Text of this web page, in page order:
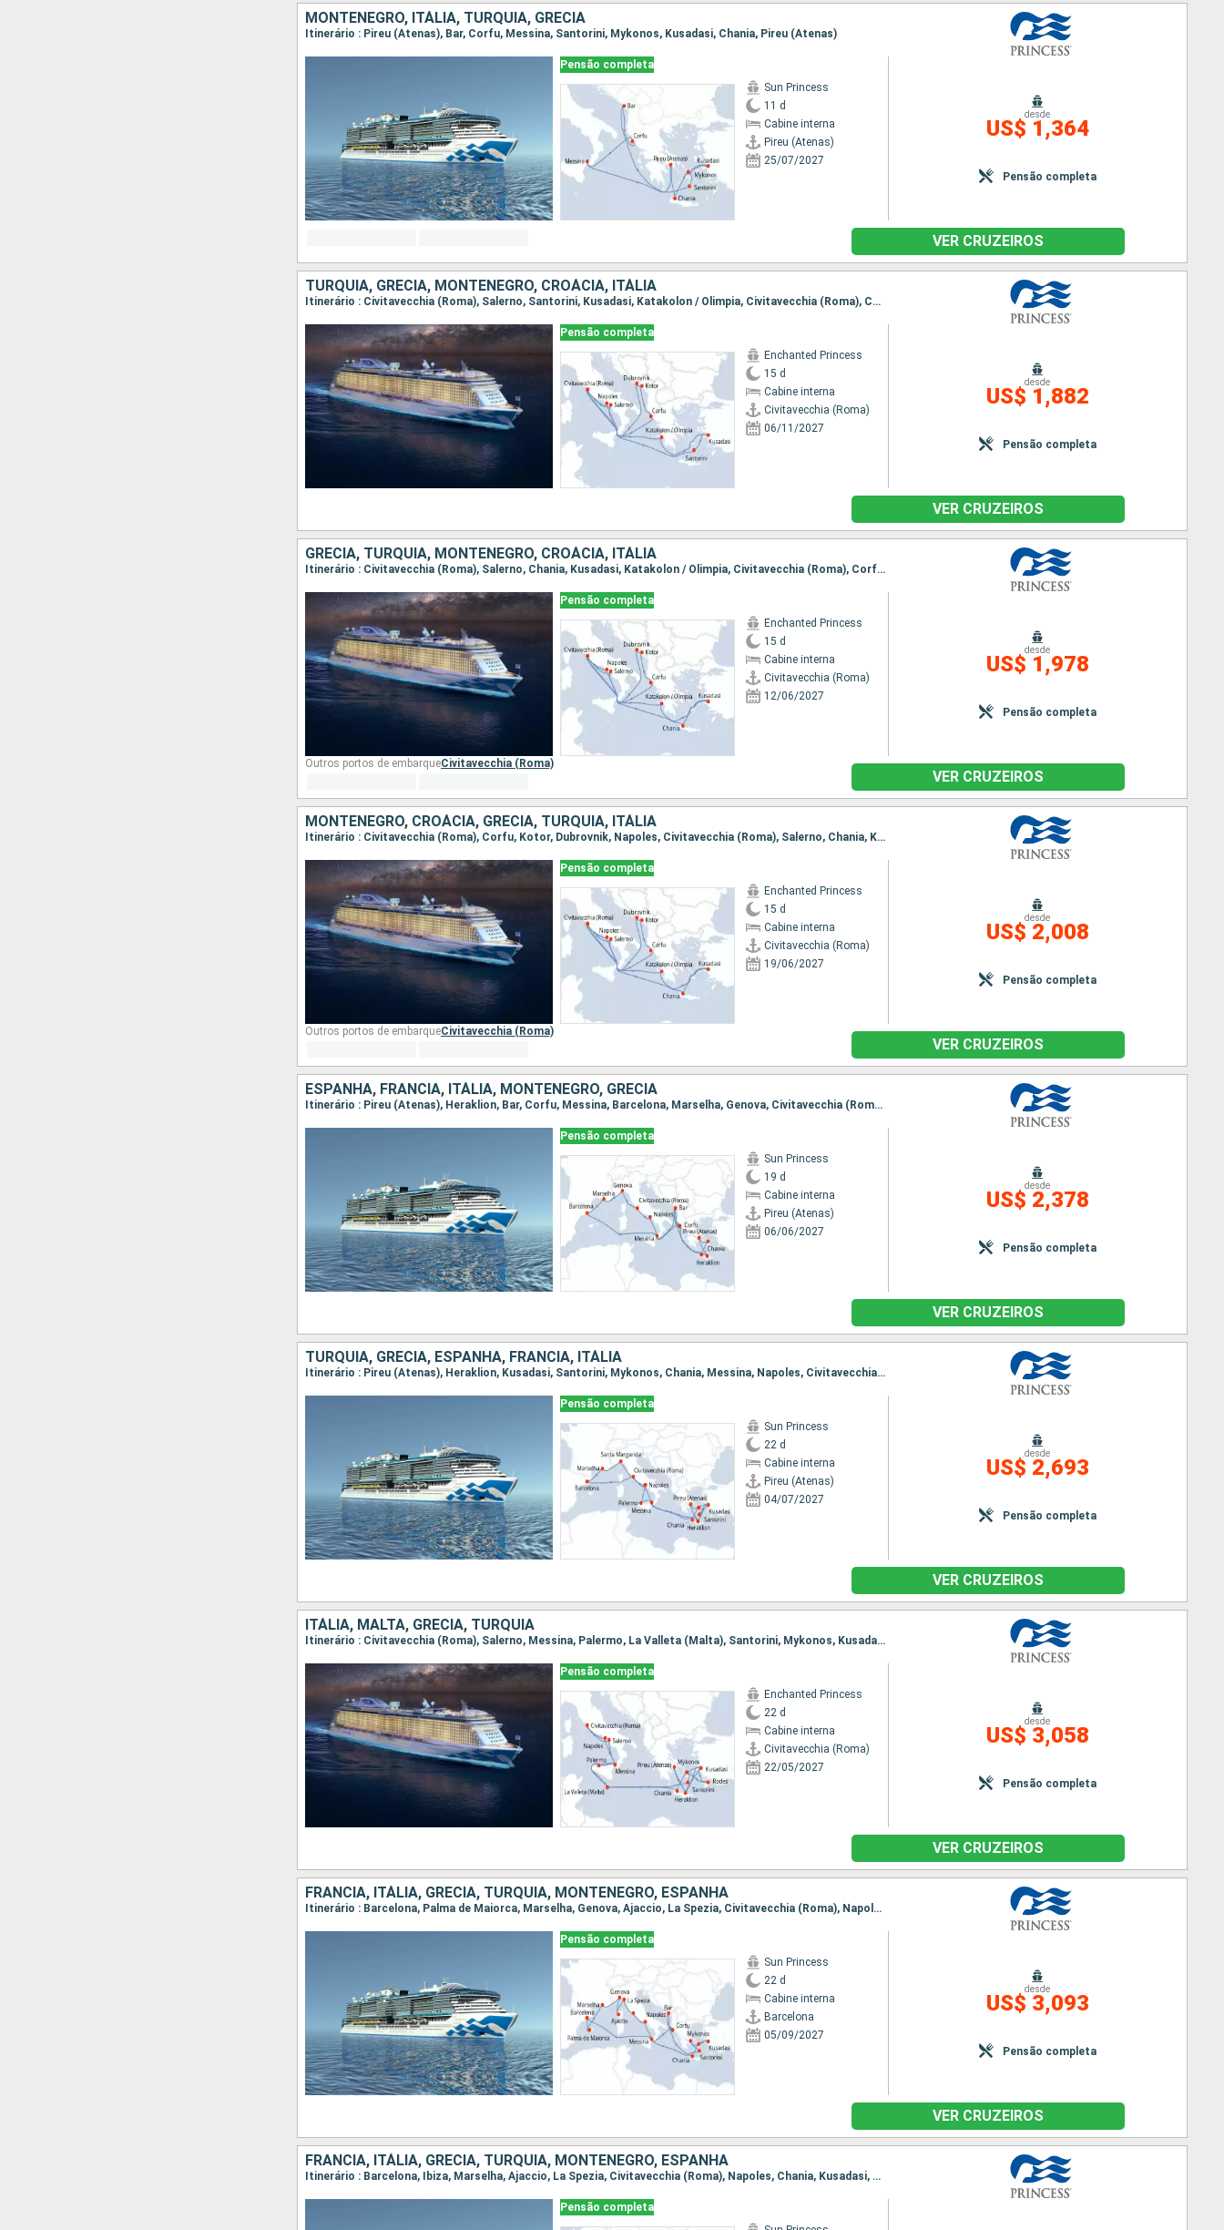
MONTENEGRO, ITÁLIA, TURQUIA, GRÉCIA
Itinerário : Pireu (Atenas), Bar, Corfu, Messina, Santorini, Mykonos, Kusadasi, Chania, Pireu (Atenas)
Pensão completa
Sun Princess
11 d
Cabine interna
Pireu (Atenas)
25/07/2027
desde
US$ 1,364
Pensão completa
VER CRUZEIROS
TURQUIA, GRÉCIA, MONTENEGRO, CROÁCIA, ITÁLIA
Itinerário : Civitavecchia (Roma), Salerno, Santorini, Kusadasi, Katakolon / Olimpia, Civitavecchia (Roma), Corfu, Kotor, Dubrovnik, Napoles, Civitavecchia (Roma)
Pensão completa
Enchanted Princess
15 d
Cabine interna
Civitavecchia (Roma)
06/11/2027
desde
US$ 1,882
Pensão completa
VER CRUZEIROS
GRÉCIA, TURQUIA, MONTENEGRO, CROÁCIA, ITÁLIA
Itinerário : Civitavecchia (Roma), Salerno, Chania, Kusadasi, Katakolon / Olimpia, Civitavecchia (Roma), Corfu, Kotor, Dubrovnik, Napoles, Civitavecchia (Roma)
Pensão completa
Enchanted Princess
15 d
Cabine interna
Civitavecchia (Roma)
12/06/2027
desde
US$ 1,978
Pensão completa
Outros portos de embarqueCivitavecchia (Roma)
VER CRUZEIROS
MONTENEGRO, CROÁCIA, GRÉCIA, TURQUIA, ITÁLIA
Itinerário : Civitavecchia (Roma), Corfu, Kotor, Dubrovnik, Napoles, Civitavecchia (Roma), Salerno, Chania, Kusadasi, Katakolon / Olimpia, Civitavecchia (Roma)
Pensão completa
Enchanted Princess
15 d
Cabine interna
Civitavecchia (Roma)
19/06/2027
desde
US$ 2,008
Pensão completa
Outros portos de embarqueCivitavecchia (Roma)
VER CRUZEIROS
ESPANHA, FRANCIA, ITÁLIA, MONTENEGRO, GRÉCIA
Itinerário : Pireu (Atenas), Heraklion, Bar, Corfu, Messina, Barcelona, Marselha, Genova, Civitavecchia (Roma), Napoles, Bar, Corfu, Chania, Mykonos, Pireu (Atenas)
Pensão completa
Sun Princess
19 d
Cabine interna
Pireu (Atenas)
06/06/2027
desde
US$ 2,378
Pensão completa
VER CRUZEIROS
TURQUIA, GRÉCIA, ESPANHA, FRANCIA, ITÁLIA
Itinerário : Pireu (Atenas), Heraklion, Kusadasi, Santorini, Mykonos, Chania, Messina, Napoles, Civitavecchia (Roma), Barcelona, Marselha, Santa Margarida, Civitavecchia (Roma), Napoles, Palermo, Heraklion, Kusadasi, Mykonos, Pireu (Atenas)
Pensão completa
Sun Princess
22 d
Cabine interna
Pireu (Atenas)
04/07/2027
desde
US$ 2,693
Pensão completa
VER CRUZEIROS
ITÁLIA, MALTA, GRÉCIA, TURQUIA
Itinerário : Civitavecchia (Roma), Salerno, Messina, Palermo, La Valleta (Malta), Santorini, Mykonos, Kusadasi, Heraklion, Pireu (Atenas), Heraklion, Kusadasi, Rodes, Mykonos, Chania, La Valleta (Malta), Palermo, Messina, Napoles, Civitavecchia (Roma)
Pensão completa
Enchanted Princess
22 d
Cabine interna
Civitavecchia (Roma)
22/05/2027
desde
US$ 3,058
Pensão completa
VER CRUZEIROS
FRANCIA, ITÁLIA, GRÉCIA, TURQUIA, MONTENEGRO, ESPANHA
Itinerário : Barcelona, Palma de Maiorca, Marselha, Genova, Ajaccio, La Spezia, Civitavecchia (Roma), Napoles, Chania, Kusadasi, Mykonos, Pireu (Atenas), Santorini, Bar, Corfu, Messina, Barcelona
Pensão completa
Sun Princess
22 d
Cabine interna
Barcelona
05/09/2027
desde
US$ 3,093
Pensão completa
VER CRUZEIROS
FRANCIA, ITÁLIA, GRÉCIA, TURQUIA, MONTENEGRO, ESPANHA
Itinerário : Barcelona, Ibiza, Marselha, Ajaccio, La Spezia, Civitavecchia (Roma), Napoles, Chania, Kusadasi, Mykonos, Pireu (Atenas), Santorini, Bar, Corfu, Messina, Barcelona
Pensão completa